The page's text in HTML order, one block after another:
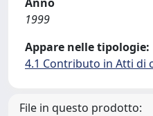
1999
Appare nelle tipologie:
4.1 Contributo in Atti di
File in questo prodotto: